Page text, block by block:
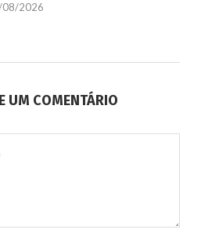
08/2026
UM COMENTÁRIO